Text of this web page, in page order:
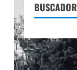
BUSCADOR